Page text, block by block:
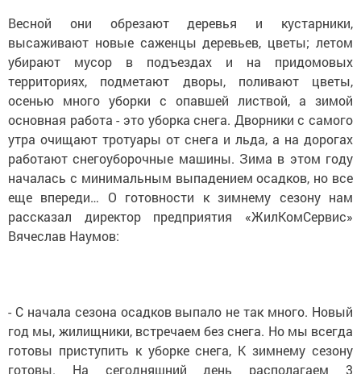
Весной они обрезают деревья и кустарники,
высаживают новые саженцы деревьев, цветы; летом
убирают мусор в подъездах и на придомовых
территориях, подметают дворы, поливают цветы,
осенью много уборки с опавшей листвой, а зимой
основная работа - это уборка снега. Дворники с самого
утра очищают тротуары от снега и льда, а на дорогах
работают снегоуборочные машины. Зима в этом году
началась с минимальным выпадением осадков, но все
еще впереди… О готовности к зимнему сезону нам
рассказал директор предприятия «ЖилКомСервис»
Вячеслав Наумов:
- С начала сезона осадков выпало не так много. Новый
год мы, жилищники, встречаем без снега. Но мы всегда
готовы приступить к уборке снега, К зимнему сезону
готовы. На сегодняшний день располагаем 3